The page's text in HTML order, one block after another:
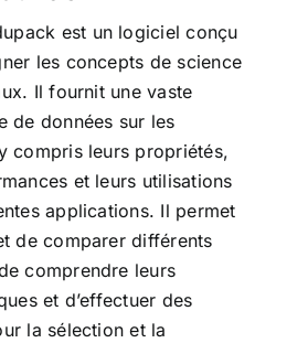
est un logiciel conçu
les concepts de science
Il fournit une vaste
de données sur les
compris leurs propriétés,
et leurs utilisations
applications. Il permet
de comparer différents
comprendre leurs
et d’effectuer des
la sélection et la